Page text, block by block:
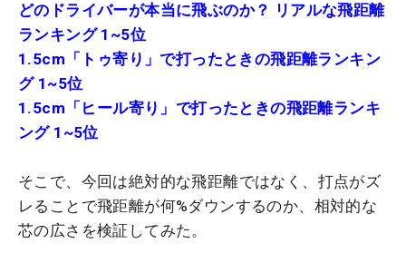
どのドライバーが本当に飛ぶのか？ リアルな飛距離
ランキング 1~5位
1.5cm「トゥ寄り」で打ったときの飛距離ランキン
グ 1~5位
1.5cm「ヒール寄り」で打ったときの飛距離ランキ
ング 1~5位
そこで、今回は絶対的な飛距離ではなく、打点がズ
レることで飛距離が何%ダウンするのか、相対的な
芯の広さを検証してみた。